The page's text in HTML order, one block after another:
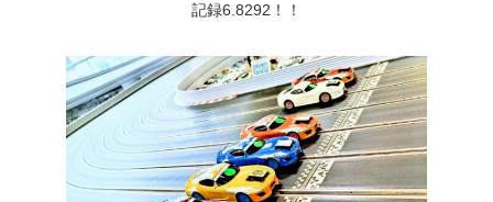
記録6.8292！！